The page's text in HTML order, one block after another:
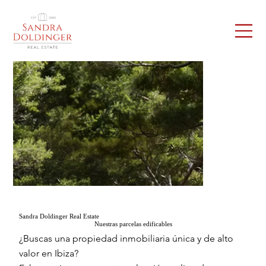
Sandra Doldinger Real Estate
Nuestras parcelas edificables
¿Buscas una propiedad inmobiliaria única y de alto
valor en Ibiza?